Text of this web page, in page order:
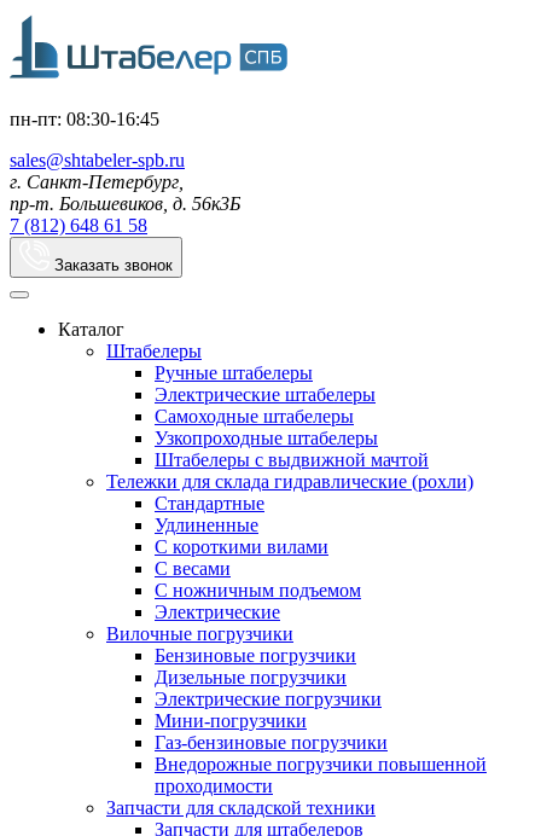
пн-пт: 08:30-16:45
sales@shtabeler-spb.ru
г. Санкт-Петербург,
пр-т. Большевиков, д. 56к3Б
7 (812) 648 61 58
Заказать звонок
Каталог
Штабелеры
Ручные штабелеры
Электрические штабелеры
Самоходные штабелеры
Узкопроходные штабелеры
Штабелеры с выдвижной мачтой
Тележки для склада гидравлические (рохли)
Стандартные
Удлиненные
С короткими вилами
С весами
С ножничным подъемом
Электрические
Вилочные погрузчики
Бензиновые погрузчики
Дизельные погрузчики
Электрические погрузчики
Мини-погрузчики
Газ-бензиновые погрузчики
Внедорожные погрузчики повышенной
проходимости
Запчасти для складской техники
Запчасти для штабелеров